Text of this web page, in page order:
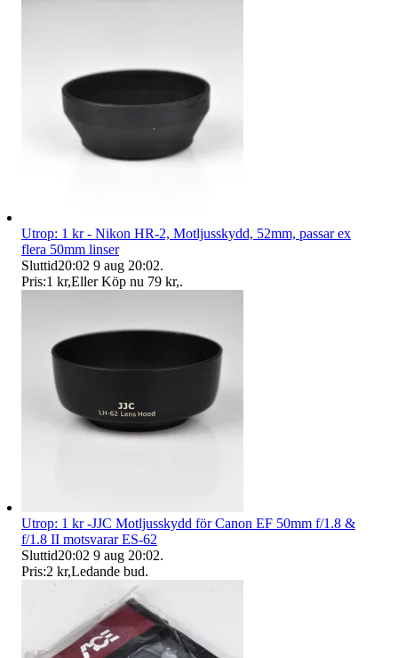
Utrop: 1 kr - Nikon HR-2, Motljusskydd, 52mm, passar ex
flera 50mm linser
Sluttid20:02 9 aug 20:02.
Pris:1 kr,Eller Köp nu 79 kr,.
Utrop: 1 kr -JJC Motljusskydd för Canon EF 50mm f/1.8 &
f/1.8 II motsvarar ES-62
Sluttid20:02 9 aug 20:02.
Pris:2 kr,Ledande bud.